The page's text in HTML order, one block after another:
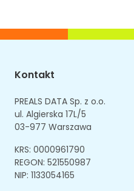
Kontakt
PREALS DATA Sp. z o.o.
ul. Algierska 17L/5
03-977 Warszawa
KRS: 0000961790
REGON: 521550987
NIP: 1133054165